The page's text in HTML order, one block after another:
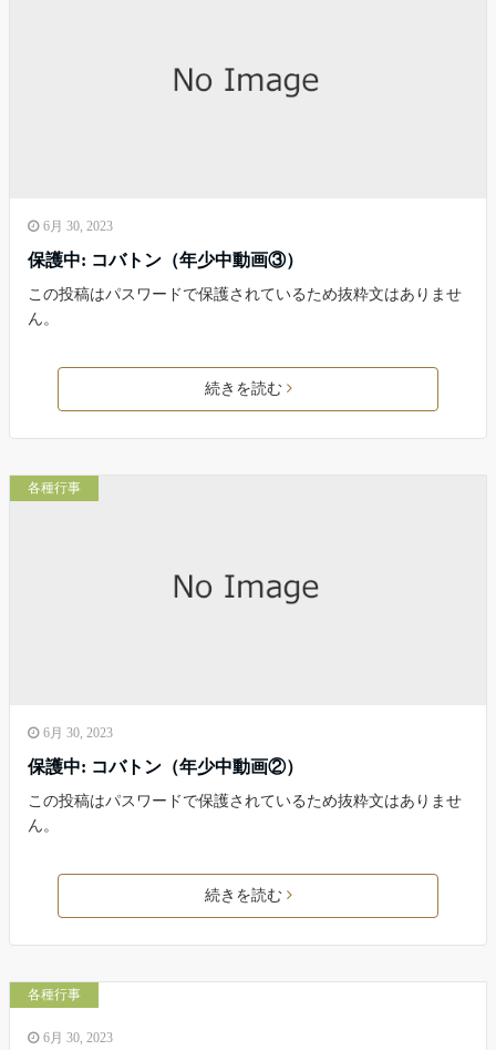
6月 30, 2023
保護中: コバトン（年少中動画③）
この投稿はパスワードで保護されているため抜粋文はありませ
ん。
続きを読む
各種行事
6月 30, 2023
保護中: コバトン（年少中動画②）
この投稿はパスワードで保護されているため抜粋文はありませ
ん。
続きを読む
各種行事
6月 30, 2023